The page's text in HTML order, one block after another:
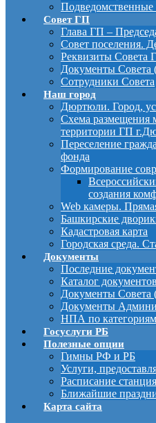
Подведомственные
Совет ГП
Глава ГП –
Совет поселения.
Реквизиты Совета
Документы Совета
Сотрудники Совета
Наш город
Дюртюли. Город,
Схема размещения
территории ГП
Переселение
фонда
Формирование
создания
Web камеры.
Башкирские
Кадастровая карта
Городская среда.
Документы
Последние
Каталог
Документы Совета
Документы
НПА по
Госуслуги РБ
Полезные опции
Гимны РФ и РБ
Услуги,
Расписание
Ближайшие
Карта сайта